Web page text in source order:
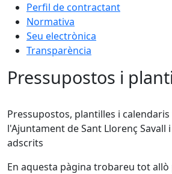
Perfil de contractant
Normativa
Seu electrònica
Transparència
Pressupostos i
Pressupostos, plantilles i
l'Ajuntament de Sant Llorenç Savall
adscrits
En aquesta pàgina trobareu tot allò